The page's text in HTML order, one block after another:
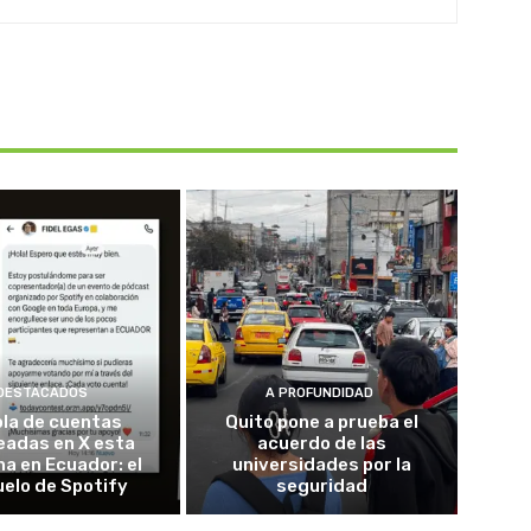
de cuentas
en X esta
en Ecuador: el
de Spotify
A PROFUNDIDAD
Quito pone a prueba el
acuerdo de las
universidades por la
seguridad